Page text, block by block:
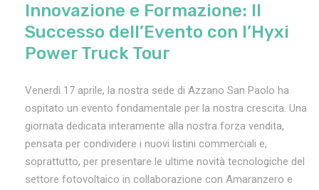
Innovazione e Formazione: Il
Successo dell’Evento con l’Hyxi
Power Truck Tour
Venerdì 17 aprile, la nostra sede di Azzano San Paolo ha
ospitato un evento fondamentale per la nostra crescita. Una
giornata dedicata interamente alla nostra forza vendita,
pensata per condividere i nuovi listini commerciali e,
soprattutto, per presentare le ultime novità tecnologiche del
settore fotovoltaico in collaborazione con Amaranzero e